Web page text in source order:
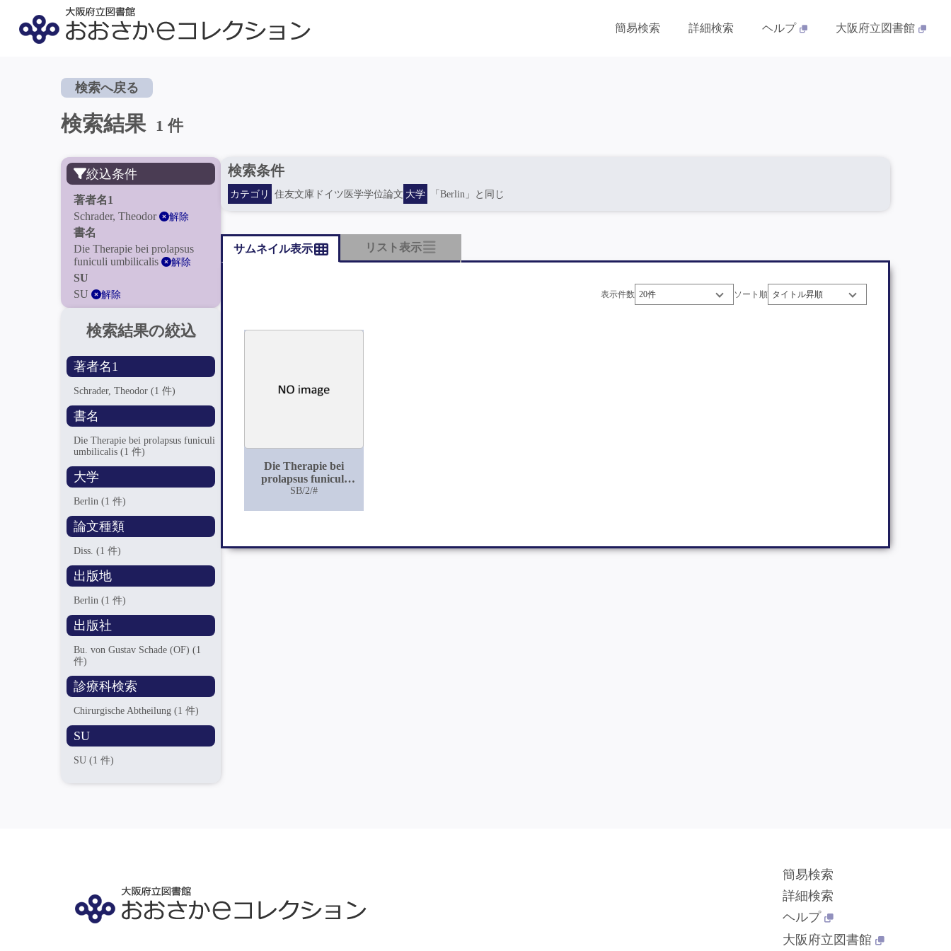
簡易検索 詳細検索 ヘルプ 大阪府立図書館
検索へ戻る
検索結果 1 件
絞込条件
著者名1
Schrader, Theodor
解除
書名
Die Therapie bei prolapsus
funiculi umbilicalis
解除
SU
SU
解除
検索結果の絞込
著者名1
Schrader, Theodor(1 件)
書名
Die Therapie bei prolapsus funiculi
umbilicalis(1 件)
大学
Berlin(1 件)
論文種類
Diss.(1 件)
出版地
Berlin(1 件)
出版社
Bu. von Gustav Schade (OF)(1
件)
診療科検索
Chirurgische Abtheilung(1 件)
SU
SU(1 件)
検索条件
カテゴリ 住友文庫ドイツ医学学位論文 大学 「Berlin」と同じ
サムネイル表示 リスト表示
表示件数 ソート順
Die Therapie bei
prolapsus funiculi
umbilicalis
SB/2/#
簡易検索
詳細検索
ヘルプ
大阪府立図書館